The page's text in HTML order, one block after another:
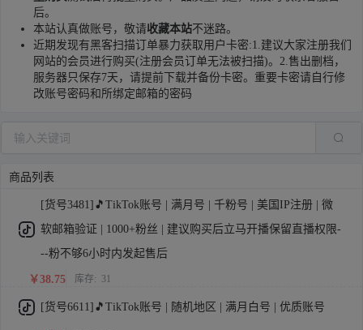
后。
本站认真做账号，敬请收藏本站不迷路。
近期发现有黑客扫描订单暴力获取用户卡密:1.建议大家注册我们
网站的会员进行购买(注册会员订单无法被扫描)。2.售出删档，
服务器只保存7天，请提前下载并备份卡密。重要卡密请自行修
改账号密码和所绑定邮箱的密码
商品列表
[货号3481]🎵TikTok账号 | 满月号 | 千粉号 | 美国IP注册 | 微
软邮箱验证 | 1000+粉丝 | 建议购买后立马开播保留直播权限-
--粉不够6小时内发起售后
￥38.75 库存: 31
[货号6611]🎵TikTok账号 | 随机地区 | 满月白号 | 优质账号